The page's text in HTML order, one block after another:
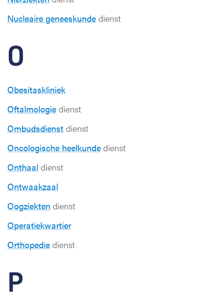
Nucleaire geneeskunde dienst
O
Obesitaskliniek
Oftalmologie dienst
Ombudsdienst dienst
Oncologische heelkunde dienst
Onthaal dienst
Ontwaakzaal
Oogziekten dienst
Operatiekwartier
Orthopedie dienst
P